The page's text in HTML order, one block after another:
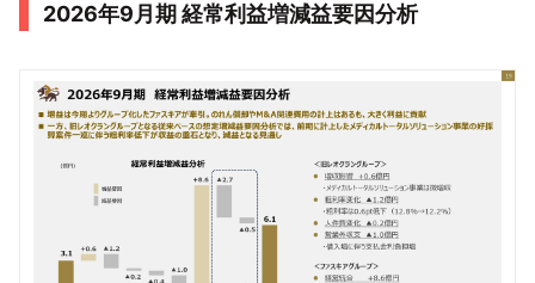
2026年9月期 経常利益増減益要因分析